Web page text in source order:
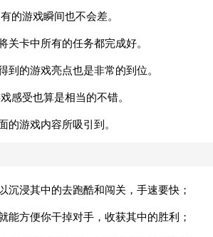
的游戏瞬间也不会差。
关卡中所有的任务都完成好。
到的游戏亮点也是非常的到位。
感受也算是相当的不错。
的游戏内容所吸引到。
沉浸其中的去跑酷和闯关，手速要快；
能方便你干掉对手，收获其中的胜利；